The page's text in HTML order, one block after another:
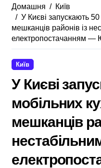
Домашня
Київ
У Києві запускають
мешканців районів із
електропостачанням —
Київ
У Києві
мобільних
мешканців